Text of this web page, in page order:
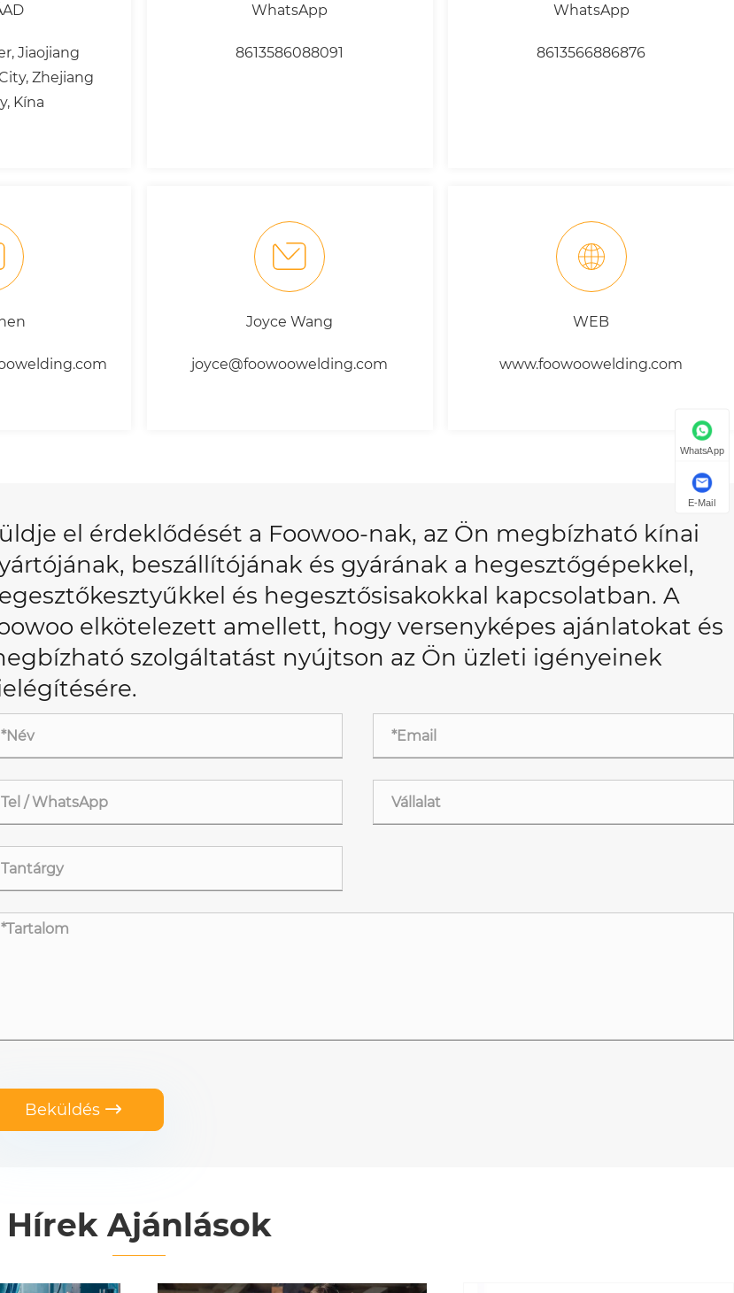
Jiaojiang
Zhejiang
Kína
WhatsApp
8613586088091
WhatsApp
8613566886876
Joyce Wang
joyce@foowoowelding.com
WEB
www.foowoowelding.com
el érdeklődését a Foowoo-nak, az Ön megbízható kínai
beszállítójának és gyárának a hegesztőgépekkel,
és hegesztősisakokkal kapcsolatban. A
elkötelezett amellett, hogy versenyképes ajánlatokat és
szolgáltatást nyújtson az Ön üzleti igényeinek
Beküldés 
Hírek Ajánlások
WhatsApp
E-Mail